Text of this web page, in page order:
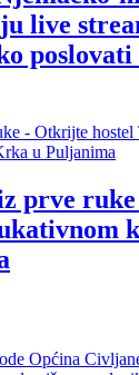
live
poslovati
prve